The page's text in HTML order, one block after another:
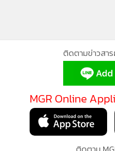
ติดตามข่าวสา
MGR Online
MGR Online ใช้คุกกี้
MGR Online ใช้คุกกี้ เพื่อจัดก